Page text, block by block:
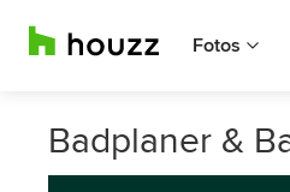
Fotos
Badplaner &